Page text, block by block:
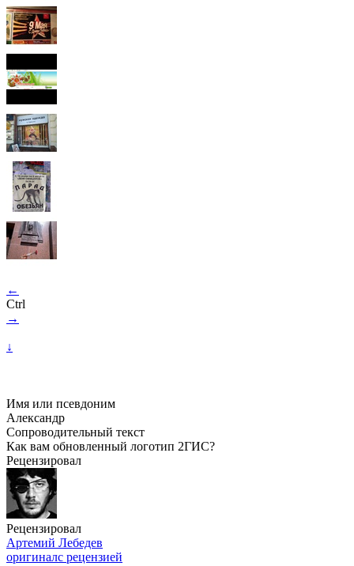
←
Ctrl
→
↓
Имя или псевдоним
Александр
Сопроводительный текст
Как вам обновленный логотип 2ГИС?
Рецензировал
Рецензировал
Артемий Лебедев
оригиналс рецензией